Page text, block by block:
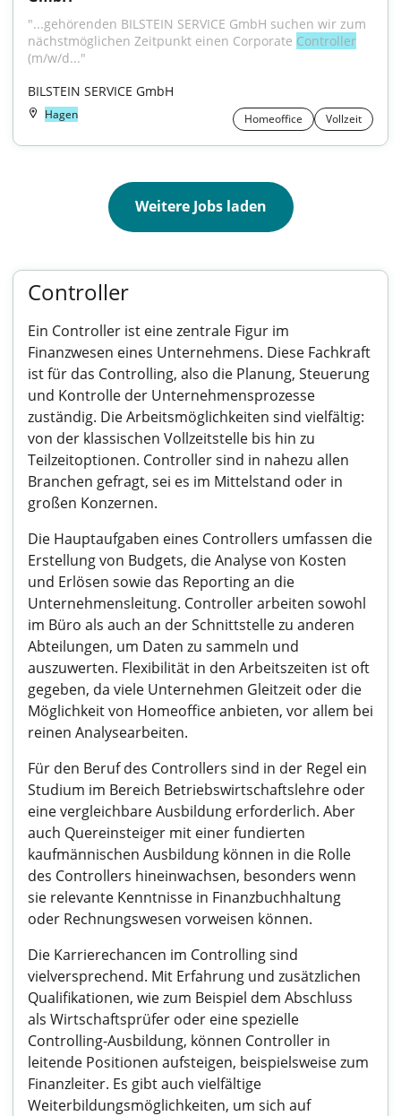
"...gehörenden BILSTEIN SERVICE GmbH suchen wir zum
nächstmöglichen Zeitpunkt einen Corporate Controller
(m/w/d..."
BILSTEIN SERVICE GmbH
Hagen Homeoffice Vollzeit
Weitere Jobs laden
Controller
Ein Controller ist eine zentrale Figur im
Finanzwesen eines Unternehmens. Diese Fachkraft
ist für das Controlling, also die Planung, Steuerung
und Kontrolle der Unternehmensprozesse
zuständig. Die Arbeitsmöglichkeiten sind vielfältig:
von der klassischen Vollzeitstelle bis hin zu
Teilzeitoptionen. Controller sind in nahezu allen
Branchen gefragt, sei es im Mittelstand oder in
großen Konzernen.
Die Hauptaufgaben eines Controllers umfassen die
Erstellung von Budgets, die Analyse von Kosten
und Erlösen sowie das Reporting an die
Unternehmensleitung. Controller arbeiten sowohl
im Büro als auch an der Schnittstelle zu anderen
Abteilungen, um Daten zu sammeln und
auszuwerten. Flexibilität in den Arbeitszeiten ist oft
gegeben, da viele Unternehmen Gleitzeit oder die
Möglichkeit von Homeoffice anbieten, vor allem bei
reinen Analysearbeiten.
Für den Beruf des Controllers sind in der Regel ein
Studium im Bereich Betriebswirtschaftslehre oder
eine vergleichbare Ausbildung erforderlich. Aber
auch Quereinsteiger mit einer fundierten
kaufmännischen Ausbildung können in die Rolle
des Controllers hineinwachsen, besonders wenn
sie relevante Kenntnisse in Finanzbuchhaltung
oder Rechnungswesen vorweisen können.
Die Karrierechancen im Controlling sind
vielversprechend. Mit Erfahrung und zusätzlichen
Qualifikationen, wie zum Beispiel dem Abschluss
als Wirtschaftsprüfer oder eine spezielle
Controlling-Ausbildung, können Controller in
leitende Positionen aufsteigen, beispielsweise zum
Finanzleiter. Es gibt auch vielfältige
Weiterbildungsmöglichkeiten, um sich auf